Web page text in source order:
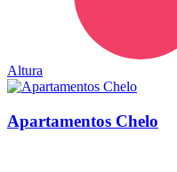
Altura
Apartamentos Chelo